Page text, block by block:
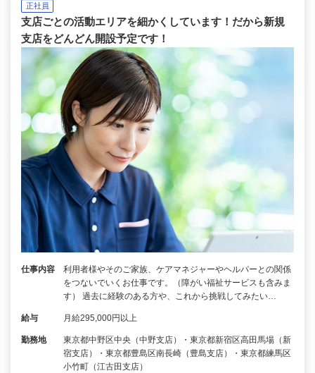
正社員
支店ごとの活動エリアを細かくしています！だから新規
支店をどんどん開設予定です！
仕事内容
利用者様やそのご家族、ケアマネジャーやヘルパーとの関係
をつないでいくお仕事です。（障がい福祉サービスも含みま
す） 過去に経験のある方や、これから挑戦してみたい…
給与 月給295,000円以上
勤務地
東京都中野区中央（中野支店）・東京都新宿区高田馬場（新
宿支店）・東京都豊島区南長崎（豊島支店）・東京都練馬区
小竹町（江古田支店）